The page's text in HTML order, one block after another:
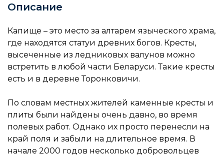
Описание
Капище – это место за алтарем языческого храма,
где находятся статуи древних богов. Кресты,
высеченные из ледниковых валунов можно
встретить в любой части Беларуси. Такие кресты
есть и в деревне Торонковичи.
По словам местных жителей каменные кресты и
плиты были найдены очень давно, во время
полевых работ. Однако их просто перенесли на
край поля и забыли на длительное время. В
начале 2000 годов несколько добровольцев